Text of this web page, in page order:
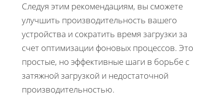
Следуя этим рекомендациям, вы сможете
улучшить производительность вашего
устройства и сократить время загрузки за
счет оптимизации фоновых процессов. Это
простые, но эффективные шаги в борьбе с
затяжной загрузкой и недостаточной
производительностью.